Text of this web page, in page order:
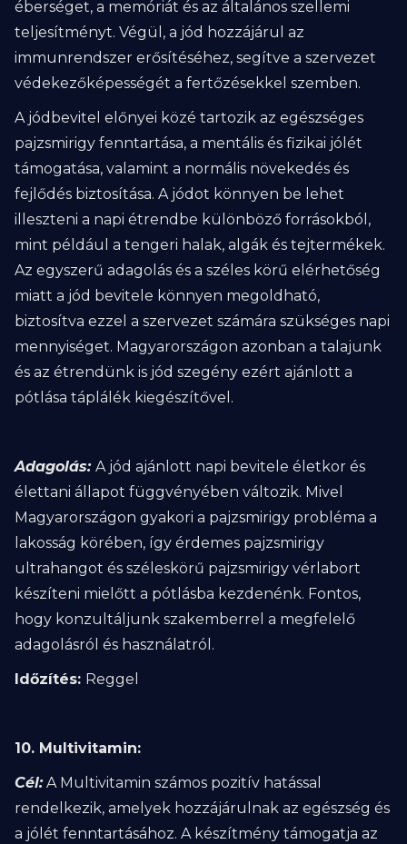
éberséget, a memóriát és az általános szellemi
teljesítményt. Végül, a jód hozzájárul az
immunrendszer erősítéséhez, segítve a szervezet
védekezőképességét a fertőzésekkel szemben.
A jódbevitel előnyei közé tartozik az egészséges
pajzsmirigy fenntartása, a mentális és fizikai jólét
támogatása, valamint a normális növekedés és
fejlődés biztosítása. A jódot könnyen be lehet
illeszteni a napi étrendbe különböző forrásokból,
mint például a tengeri halak, algák és tejtermékek.
Az egyszerű adagolás és a széles körű elérhetőség
miatt a jód bevitele könnyen megoldható,
biztosítva ezzel a szervezet számára szükséges napi
mennyiséget. Magyarországon azonban a talajunk
és az étrendünk is jód szegény ezért ajánlott a
pótlása táplálék kiegészítővel.
Adagolás: A jód ajánlott napi bevitele életkor és
élettani állapot függvényében változik. Mivel
Magyarországon gyakori a pajzsmirigy probléma a
lakosság körében, így érdemes pajzsmirigy
ultrahangot és széleskörű pajzsmirigy vérlabort
készíteni mielőtt a pótlásba kezdenénk. Fontos,
hogy konzultáljunk szakemberrel a megfelelő
adagolásról és használatról.
Időzítés: Reggel
10. Multivitamin:
Cél:A Multivitamin számos pozitív hatással
rendelkezik, amelyek hozzájárulnak az egészség és
a jólét fenntartásához. A készítmény támogatja az